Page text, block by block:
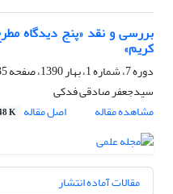
بررسی و نقد «پنج دیدگاه
کریم»
دوره 7، شماره 1، بهار 1390، صفحه
سیدجعفر صادقی فدکی
مشاهده مقاله
اصل مقاله K
مقالات آماده انتشار